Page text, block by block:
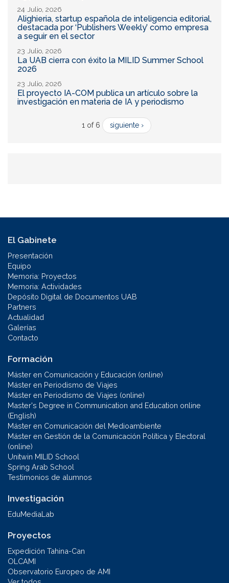
24 Julio, 2026
Alighieria, startup española de inteligencia editorial,
destacada por ‘Publishers Weekly’ como empresa
a seguir en el sector
23 Julio, 2026
La UAB cierra con éxito la MILID Summer School
2026
23 Julio, 2026
El proyecto IA-COM publica un artículo sobre la
investigación en materia de IA y periodismo
1 of 6 siguiente ›
El Gabinete
Presentación
Equipo
Memoria: Proyectos
Memoria: Actividades
Depósito Digital de Documentos UAB
Partners
Actualidad
Galerías
Contacto
Formación
Máster en Comunicación y Educación (online)
Máster en Periodismo de Viajes
Máster en Periodismo de Viajes (online)
Master's Degree in Communication and Education online
(English)
Máster en Comunicación del Medioambiente
Máster en Gestión de la Comunicación Política y Electoral
(online)
Unitwin MILID School
Spring Arab School
Testimonios de alumnos
Investigación
EduMediaLab
Proyectos
Expedición Tahina-Can
OLCAMI
Observatorio Europeo de AMI